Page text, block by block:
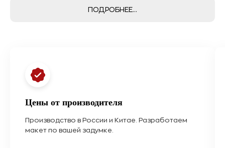
ПОДРОБНЕЕ...
Цены от производителя
Производство в России и Китае. Разработаем
макет по вашей задумке.